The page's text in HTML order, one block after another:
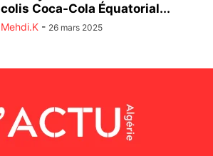
colis Coca-Cola Équatorial...
Mehdi.K - 26 mars 2025